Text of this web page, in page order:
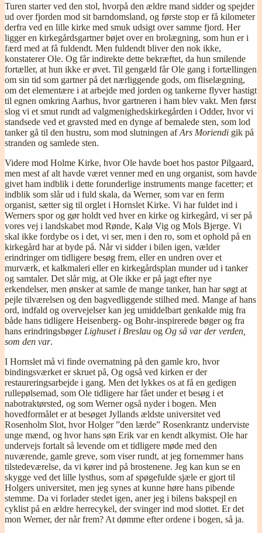
Turen starter ved den stol, hvorpå den ældre mand sidder og spejder
ud over fjorden mod sit barndomsland, og første stop er få kilometer
derfra ved en lille kirke med smuk udsigt over samme fjord. Her
ligger en kirkegårdsgartner bøjet over en brolægning, som hun er i
færd med at få fuldendt. Men fuldendt bliver den nok ikke,
konstaterer Ole. Og får indirekte dette bekræftet, da hun smilende
fortæller, at hun ikke er øvet. Til gengæld får Ole gang i fortællingen
om sin tid som gartner på det nærliggende gods, om fliselægning,
om det elementære i at arbejde med jorden og tankerne flyver hastigt
til egnen omkring Aarhus, hvor gartneren i ham blev vakt. Men først
slog vi et smut rundt ad valgmenighedskirkegården i Odder, hvor vi
standsede ved et gravsted med en dynge af bemalede sten, som lod
tanker gå til den hustru, som mod slutningen afArs Moriendi gik på
stranden og samlede sten.
Videre mod Holme Kirke, hvor Ole havde boet hos pastor Pilgaard,
men mest af alt havde været venner med en ung organist, som havde
givet ham indblik i dette forunderlige instruments mange facetter; et
indblik som slår ud i fuld skala, da Werner, som var en ferm
organist, sætter sig til orglet i Hornslet Kirke. Vi har fuldet ind i
Werners spor og gør holdt ved hver en kirke og kirkegård, vi ser på
vores vej i landskabet mod Rønde, Kalø Vig og Mols Bjerge. Vi
skal ikke fordybe os i det, vi ser, men i den ro, som et ophold på en
kirkegård har at byde på. Når vi sidder i bilen igen, vælder
erindringer om tidligere besøg frem, eller en undren over et
murværk, et kalkmaleri eller en kirkegårdsplan munder ud i tanker
og samtaler. Det slår mig, at Ole ikke er på jagt efter nye
erkendelser, men ønsker at samle de mange tanker, han har søgt at
pejle tilværelsen og den bagvedliggende stilhed med. Mange af hans
ord, indfald og overvejelser kan jeg umiddelbart genkalde mig fra
både hans tidligere Heisenberg- og Bohr-inspirerede bøger og fra
hans erindringsbøger Lighuset i Breslau og Og så var der verden,
som den var.
I Hornslet må vi finde overnatning på den gamle kro, hvor
bindingsværket er skruet på, Og også ved kirken er der
restaureringsarbejde i gang. Men det lykkes os at få en gedigen
rullepølsemad, som Ole tidligere har fået under et besøg i et
nabotraktørsted, og som Werner også nyder i bogen. Men
hovedformålet er at besøget Jyllands ældste universitet ved
Rosenholm Slot, hvor Holger ”den lærde” Rosenkrantz underviste
unge mænd, og hvor hans søn Erik var en kendt alkymist. Ole har
undervejs fortalt så levende om et tidligere møde med den
nuværende, gamle greve, som viser rundt, at jeg fornemmer hans
tilstedeværelse, da vi kører ind på brostenene. Jeg kan kun se en
skygge ved det lille lysthus, som af spøgefulde sjæle er gjort til
Holgers universitet, men jeg synes at kunne høre hans pibende
stemme. Da vi forlader stedet igen, aner jeg i bilens bakspejl en
cyklist på en ældre herrecykel, der svinger ind mod slottet. Er det
mon Werner, der når frem? At dømme efter ordene i bogen, så ja.